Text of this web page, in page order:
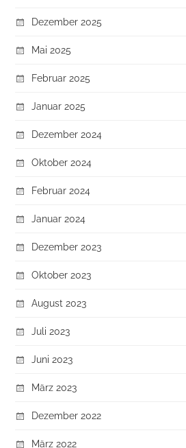
Dezember 2025
Mai 2025
Februar 2025
Januar 2025
Dezember 2024
Oktober 2024
Februar 2024
Januar 2024
Dezember 2023
Oktober 2023
August 2023
Juli 2023
Juni 2023
März 2023
Dezember 2022
März 2022